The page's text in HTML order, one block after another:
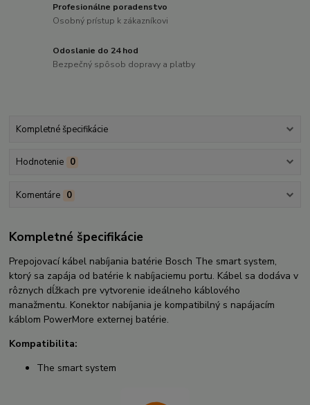
Profesionálne poradenstvo
Osobný prístup k zákazníkovi
Odoslanie do 24 hod
Bezpečný spôsob dopravy a platby
Kompletné špecifikácie
Hodnotenie 0
Komentáre 0
Kompletné špecifikácie
Prepojovací kábel nabíjania batérie Bosch The smart system,
ktorý sa zapája od batérie k nabíjaciemu portu. Kábel sa dodáva v
rôznych dĺžkach pre vytvorenie ideálneho káblového
manažmentu. Konektor nabíjania je kompatibilný s napájacím
káblom PowerMore externej batérie.
Kompatibilita:
The smart system